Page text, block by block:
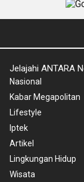
Jelajahi ANTARA
Nasional
Kabar Megapolitan
Lifestyle
Iptek
Artikel
Lingkungan Hidup
Wisata